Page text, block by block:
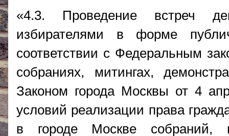
«4.3. Проведение встреч
избирателями в форме
соответствии с Федеральным
собраниях, митингах,
Законом города Москвы от 4
условий реализации права
в городе Москве собраний,